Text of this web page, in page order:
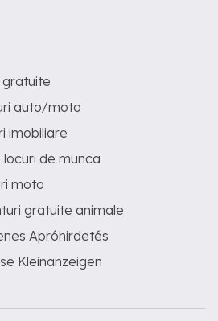
gratuite
auto/moto
imobiliare
locuri de munca
moto
gratuite animale
Apróhirdetés
Kleinanzeigen